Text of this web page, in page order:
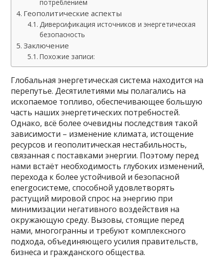
потреблением
Геополитические аспекты
Диверсификация источников и энергетическая
безопасность
Заключение
Похожие записи:
Глобальная энергетическая система находится на
перепутье. Десятилетиями мы полагались на
ископаемое топливо, обеспечивающее большую
часть наших энергетических потребностей.
Однако, всё более очевидны последствия такой
зависимости – изменение климата, истощение
ресурсов и геополитическая нестабильность,
связанная с поставками энергии. Поэтому перед
нами встаёт необходимость глубоких изменений,
перехода к более устойчивой и безопасной
energoсистеме, способной удовлетворять
растущий мировой спрос на энергию при
минимизации негативного воздействия на
окружающую среду. Вызовы, стоящие перед
нами, многогранны и требуют комплексного
подхода, объединяющего усилия правительств,
бизнеса и гражданского общества.